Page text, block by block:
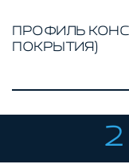
СЕРЕБРИСТЫЙ
ПРОФИЛЬ
ПОКРЫТИЯ)